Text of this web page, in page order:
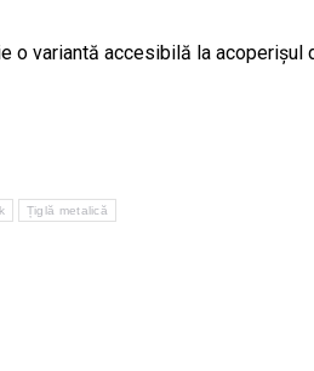
o variantă accesibilă la acoperişul
Țiglă metalică